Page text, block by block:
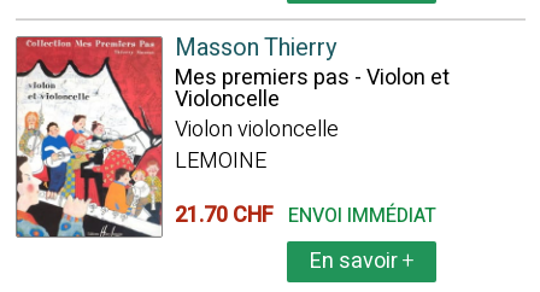
Masson Thierry
Mes premiers pas - Violon et
Violoncelle
Violon violoncelle
LEMOINE
21.70 CHF ENVOI IMMÉDIAT
En savoir+